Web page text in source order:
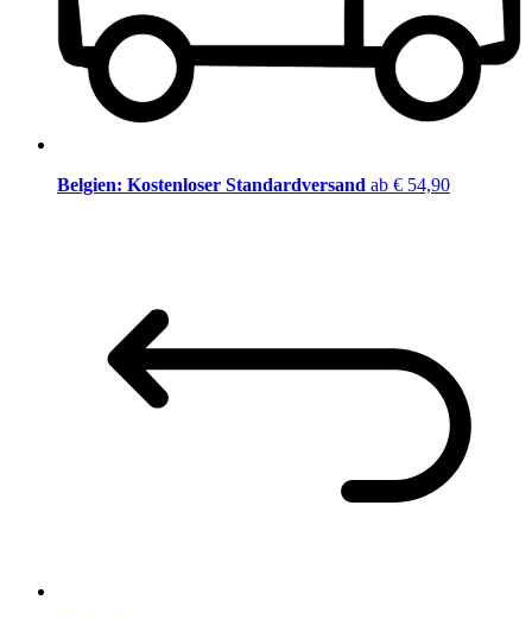
Belgien: Kostenloser Standardversand ab € 54,90